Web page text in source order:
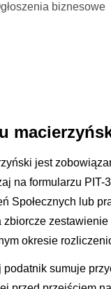
biznesowe
jest
na formularzu
Społecznych lub
okresie
sumuje